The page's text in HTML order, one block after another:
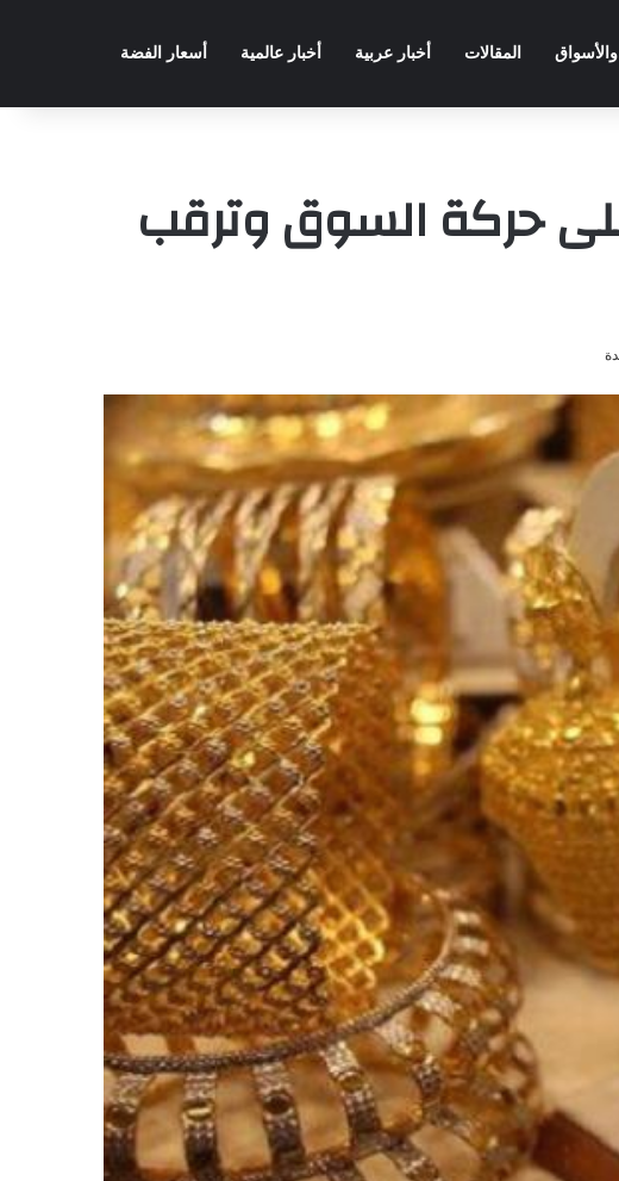
والأسواق المقالات أخبار عربية أخبار عالمية أسعار الفضة
حركة السوق وترقب